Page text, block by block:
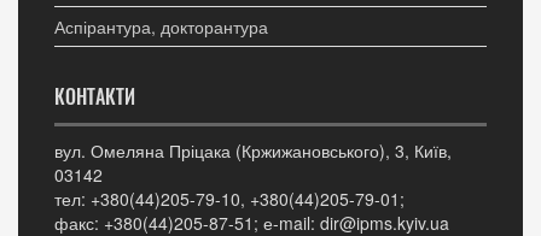
Аспірантура, докторантура
КОНТАКТИ
вул. Омеляна Пріцака (Кржижановського), 3, Київ,
03142
тел: +380(44)205-79-10, +380(44)205-79-01;
факс: +380(44)205-87-51; е-mail: dir@ipms.kyiv.ua